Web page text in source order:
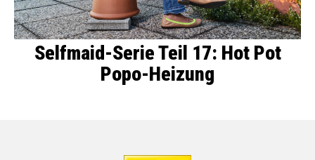
Selfmaid-Serie Teil 17: Hot Pot
Popo-Heizung